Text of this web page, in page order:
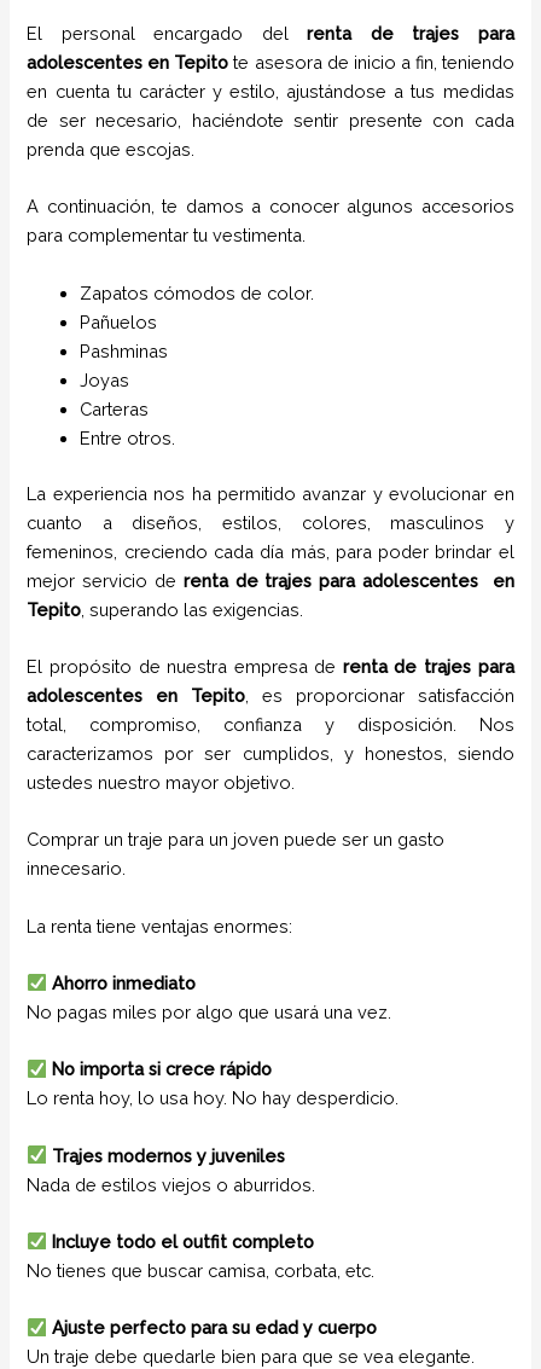
El personal encargado delrenta de trajes para
adolescentes en Tepito te asesora de inicio a fin, teniendo
en cuenta tu carácter y estilo, ajustándose a tus medidas
de ser necesario, haciéndote sentir presente con cada
prenda que escojas.
A continuación, te damos a conocer algunos accesorios
para complementar tu vestimenta.
Zapatos cómodos de color.
Pañuelos
Pashminas
Joyas
Carteras
Entre otros.
La experiencia nos ha permitido avanzar y evolucionar en
cuanto a diseños, estilos, colores, masculinos y
femeninos, creciendo cada día más, para poder brindar el
mejor servicio de renta de trajes para adolescentes
en
Tepito , superando las exigencias.
El propósito de nuestra empresa de renta de trajes para
adolescentes
en Tepito , es proporcionar satisfacción
total, compromiso, confianza y disposición. Nos
caracterizamos por ser cumplidos, y honestos, siendo
ustedes nuestro mayor objetivo.
Comprar un traje para un joven puede ser un gasto
innecesario.
La renta tiene ventajas enormes:
Ahorro inmediato
No pagas miles por algo que usará una vez.
No importa si crece rápido
Lo renta hoy, lo usa hoy. No hay desperdicio.
Trajes modernos y juveniles
Nada de estilos viejos o aburridos.
Incluye todo el outfit completo
No tienes que buscar camisa, corbata, etc.
Ajuste perfecto para su edad y cuerpo
Un traje debe quedarle bien para que se vea elegante.